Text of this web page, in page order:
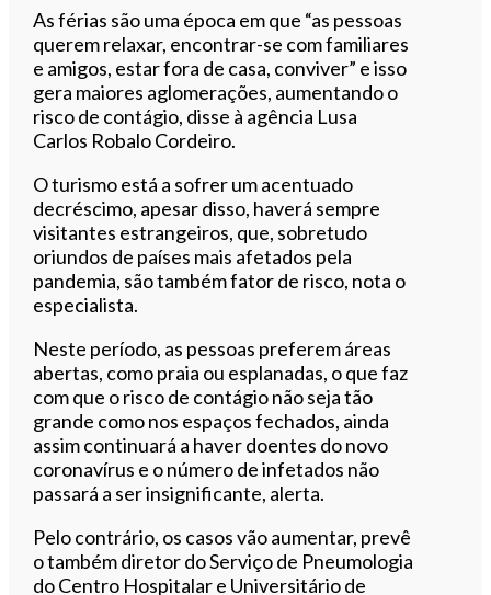
As férias são uma época em que “as pessoas
querem relaxar, encontrar-se com familiares
e amigos, estar fora de casa, conviver” e isso
gera maiores aglomerações, aumentando o
risco de contágio, disse à agência Lusa
Carlos Robalo Cordeiro.
O turismo está a sofrer um acentuado
decréscimo, apesar disso, haverá sempre
visitantes estrangeiros, que, sobretudo
oriundos de países mais afetados pela
pandemia, são também fator de risco, nota o
especialista.
Neste período, as pessoas preferem áreas
abertas, como praia ou esplanadas, o que faz
com que o risco de contágio não seja tão
grande como nos espaços fechados, ainda
assim continuará a haver doentes do novo
coronavírus e o número de infetados não
passará a ser insignificante, alerta.
Pelo contrário, os casos vão aumentar, prevê
o também diretor do Serviço de Pneumologia
do Centro Hospitalar e Universitário de